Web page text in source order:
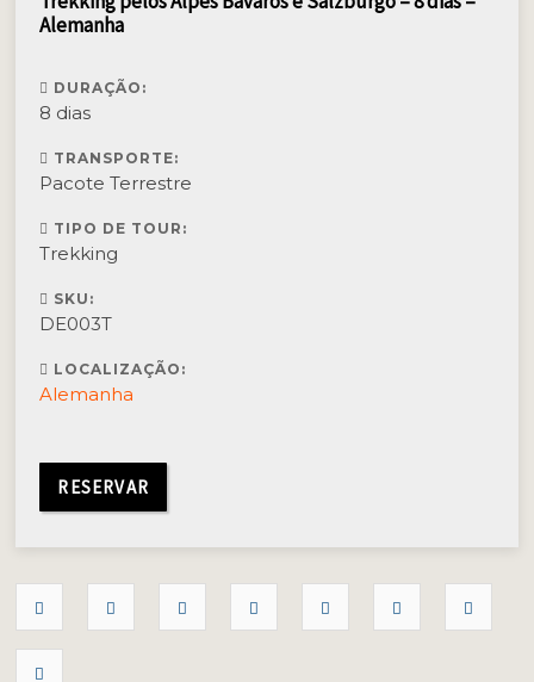
Alemanha
DURAÇÃO:
8 dias
TRANSPORTE:
Pacote Terrestre
TIPO DE TOUR:
Trekking
SKU:
DE003T
LOCALIZAÇÃO:
Alemanha
RESERVAR